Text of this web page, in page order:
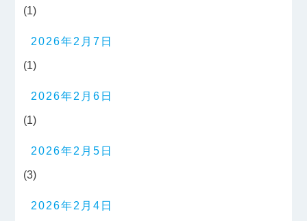
(1)
2026年2月7日
(1)
2026年2月6日
(1)
2026年2月5日
(3)
2026年2月4日